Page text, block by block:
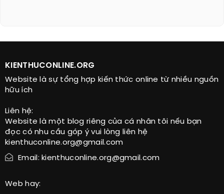
KIENTHUCONLINE.ORG
Website là sự tổng hợp kiến thức online từ nhiều nguồn
hữu ích
Liên hệ:
Website là một blog riêng của cá nhân tôi nếu bạn
đọc có nhu cầu góp ý vui lòng liên hệ
kienthuconline.org@gmail.com
Email: kienthuconline.org@gmail.com
Web hay: